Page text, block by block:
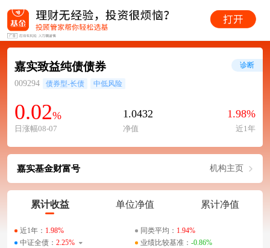
嘉实致益纯债债券
009294 债券型-长债 中低风险
0.02%
日涨幅08-07
1.0432
净值
1.98%
近1年
诊断
嘉实基金财富号 机构主页
累计收益 单位净值 累计净值
近1年： 1.98% 同类平均： 1.94%
中证全债： 2.25% 业绩比较基准： -0.86%